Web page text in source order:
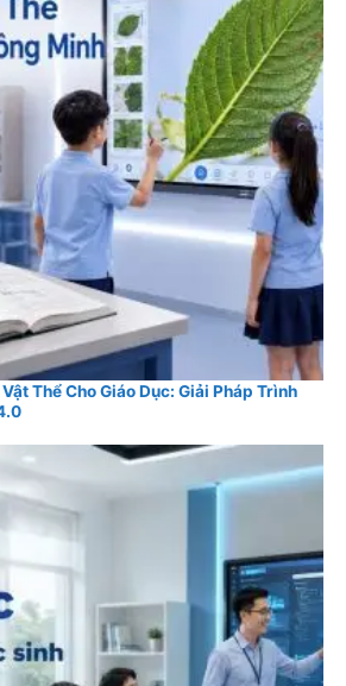
Thể Cho Giáo Dục: Giải Pháp Trình